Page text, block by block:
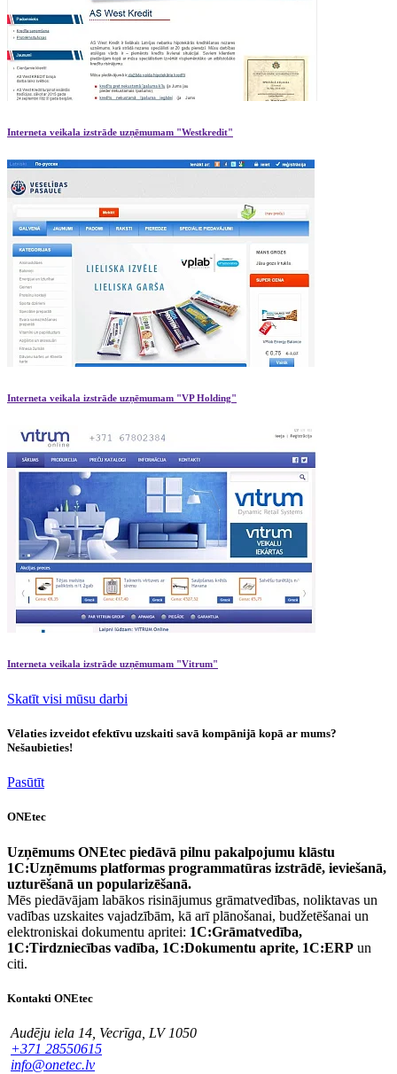
Interneta veikala izstrāde uzņēmumam "Westkredit"
Interneta veikala izstrāde uzņēmumam "VP Holding"
Interneta veikala izstrāde uzņēmumam "Vitrum"
Skatīt visi mūsu darbi
Vēlaties izveidot efektīvu uzskaiti savā kompānijā kopā ar mums?
Nešaubieties!
Pasūtīt
ONEtec
Uzņēmums ONEtec piedāvā pilnu pakalpojumu klāstu
1C:Uzņēmums platformas programmatūras izstrādē, ieviešanā,
uzturēšanā un popularizēšanā.
Mēs piedāvājam labākos risinājumus grāmatvedības, noliktavas un
vadības uzskaites vajadzībām, kā arī plānošanai, budžetēšanai un
elektroniskai dokumentu apritei: 1C:Grāmatvedība,
1C:Tirdzniecības vadība, 1C:Dokumentu aprite, 1C:ERP un
citi.
Kontakti ONEtec
Audēju iela 14, Vecrīga, LV 1050
+371 28550615
info@onetec.lv